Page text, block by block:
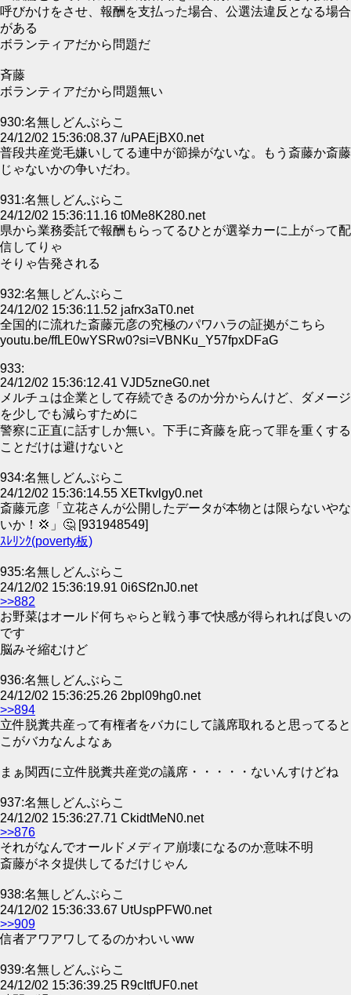
呼びかけをさせ、報酬を支払った場合、公選法違反となる場合
がある
ボランティアだから問題だ
斉藤
ボランティアだから問題無い
930:名無しどんぶらこ
24/12/02 15:36:08.37 /uPAEjBX0.net
普段共産党毛嫌いしてる連中が節操がないな。もう斎藤か斎藤
じゃないかの争いだわ。
931:名無しどんぶらこ
24/12/02 15:36:11.16 t0Me8K280.net
県から業務委託で報酬もらってるひとが選挙カーに上がって配
信してりゃ
そりゃ告発される
932:名無しどんぶらこ
24/12/02 15:36:11.52 jafrx3aT0.net
全国的に流れた斎藤元彦の究極のパワハラの証拠がこちら
youtu.be/ffLE0wYSRw0?si=VBNKu_Y57fpxDFaG
933:
24/12/02 15:36:12.41 VJD5zneG0.net
メルチュは企業として存続できるのか分からんけど、ダメージ
を少しでも減らすために
警察に正直に話すしか無い。下手に斉藤を庇って罪を重くする
ことだけは避けないと
934:名無しどんぶらこ
24/12/02 15:36:14.55 XETkvlgy0.net
斎藤元彦「立花さんが公開したデータが本物とは限らないやな
いか！💢」🤔 [931948549]
ｽﾚﾘﾝｸ(poverty板)
935:名無しどんぶらこ
24/12/02 15:36:19.91 0i6Sf2nJ0.net
>>882
お野菜はオールド何ちゃらと戦う事で快感が得られれば良いの
です
脳みそ縮むけど
936:名無しどんぶらこ
24/12/02 15:36:25.26 2bpl09hg0.net
>>894
立件脱糞共産って有権者をバカにして議席取れると思ってると
こがバカなんよなぁ
まぁ関西に立件脱糞共産党の議席・・・・・ないんすけどね
937:名無しどんぶらこ
24/12/02 15:36:27.71 CkidtMeN0.net
>>876
それがなんでオールドメディア崩壊になるのか意味不明
斎藤がネタ提供してるだけじゃん
938:名無しどんぶらこ
24/12/02 15:36:33.67 UtUspPFW0.net
>>909
信者アワアワしてるのかわいいww
939:名無しどんぶらこ
24/12/02 15:36:39.25 R9cItfUF0.net